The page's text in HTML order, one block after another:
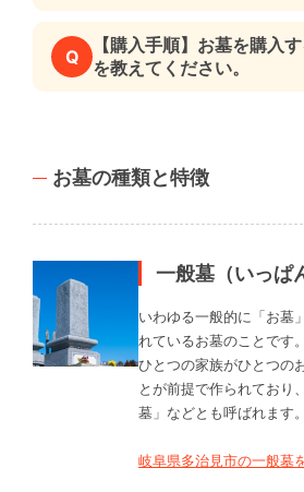
Q
【購入手順】お墓を購入
を教えてください。
お墓の種類と特徴
一般墓（いっぱ
いわゆる一般的に「お墓
れているお墓のことです
ひとつの家族がひとつの
とが前提で作られており
墓」などとも呼ばれます。
岐阜県多治見市の一般墓